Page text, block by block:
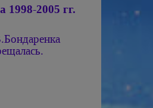
1998-2005 гг.